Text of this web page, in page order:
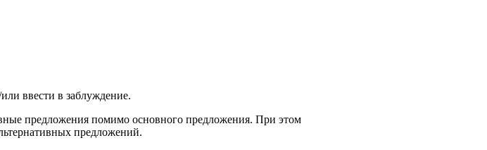
ввести в заблуждение.
предложения помимо основного предложения. При этом
предложений.